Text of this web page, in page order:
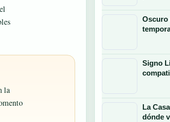
la
Oscuro
Signo
La
dónde